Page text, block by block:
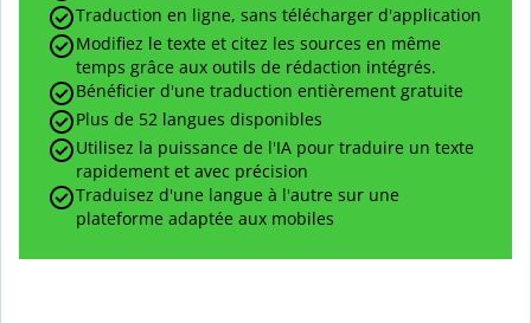
Traduction en ligne, sans télécharger d'application
Modifiez le texte et citez les sources en même
temps grâce aux outils de rédaction intégrés.
Bénéficier d'une traduction entièrement gratuite
Plus de 52 langues disponibles
Utilisez la puissance de l'IA pour traduire un texte
rapidement et avec précision
Traduisez d'une langue à l'autre sur une
plateforme adaptée aux mobiles